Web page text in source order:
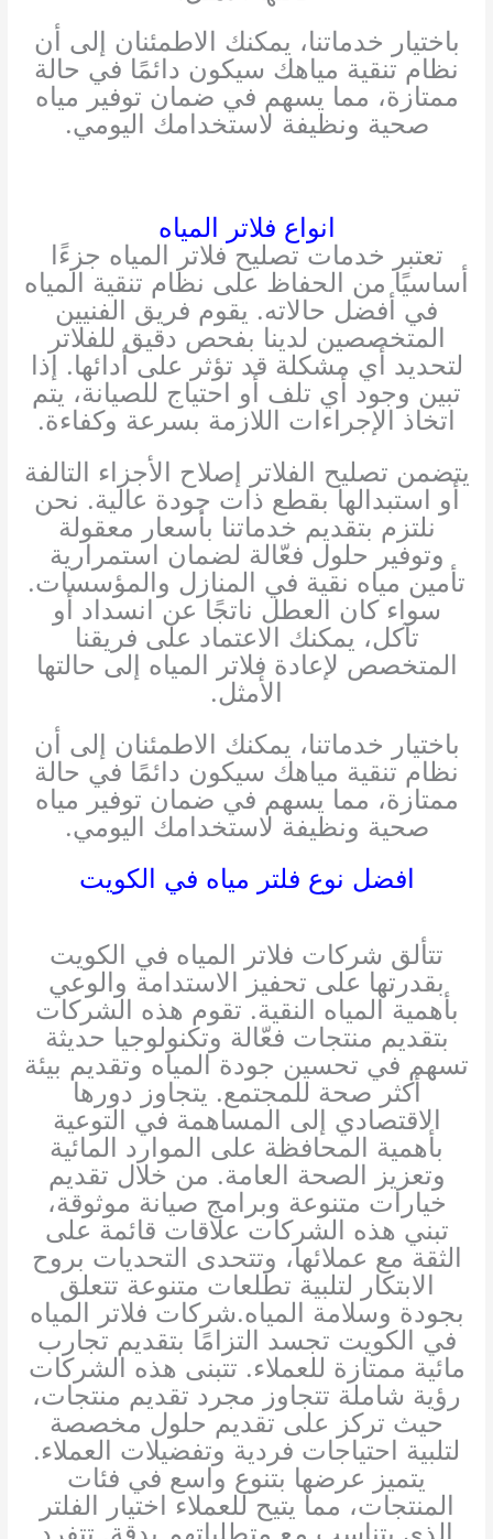
باختيار خدماتنا، يمكنك الاطمئنان إلى أن
نظام تنقية مياهك سيكون دائمًا في حالة
ممتازة، مما يسهم في ضمان توفير مياه
صحية ونظيفة لاستخدامك اليومي.
انواع فلاتر المياه
تعتبر خدمات تصليح فلاتر المياه جزءًا
أساسيًا من الحفاظ على نظام تنقية المياه
في أفضل حالاته. يقوم فريق الفنيين
المتخصصين لدينا بفحص دقيق للفلاتر
لتحديد أي مشكلة قد تؤثر على أدائها. إذا
تبين وجود أي تلف أو احتياج للصيانة، يتم
اتخاذ الإجراءات اللازمة بسرعة وكفاءة.
يتضمن تصليح الفلاتر إصلاح الأجزاء التالفة
أو استبدالها بقطع ذات جودة عالية. نحن
نلتزم بتقديم خدماتنا بأسعار معقولة
وتوفير حلول فعّالة لضمان استمرارية
تأمين مياه نقية في المنازل والمؤسسات.
سواء كان العطل ناتجًا عن انسداد أو
تآكل، يمكنك الاعتماد على فريقنا
المتخصص لإعادة فلاتر المياه إلى حالتها
الأمثل.
باختيار خدماتنا، يمكنك الاطمئنان إلى أن
نظام تنقية مياهك سيكون دائمًا في حالة
ممتازة، مما يسهم في ضمان توفير مياه
صحية ونظيفة لاستخدامك اليومي.
افضل نوع فلتر مياه في الكويت
تتألق شركات فلاتر المياه في الكويت
بقدرتها على تحفيز الاستدامة والوعي
بأهمية المياه النقية. تقوم هذه الشركات
بتقديم منتجات فعّالة وتكنولوجيا حديثة
تسهم في تحسين جودة المياه وتقديم بيئة
أكثر صحة للمجتمع. يتجاوز دورها
الاقتصادي إلى المساهمة في التوعية
بأهمية المحافظة على الموارد المائية
وتعزيز الصحة العامة. من خلال تقديم
خيارات متنوعة وبرامج صيانة موثوقة،
تبني هذه الشركات علاقات قائمة على
الثقة مع عملائها، وتتحدى التحديات بروح
الابتكار لتلبية تطلعات متنوعة تتعلق
بجودة وسلامة المياه.شركات فلاتر المياه
في الكويت تجسد التزامًا بتقديم تجارب
مائية ممتازة للعملاء. تتبنى هذه الشركات
رؤية شاملة تتجاوز مجرد تقديم منتجات،
حيث تركز على تقديم حلول مخصصة
لتلبية احتياجات فردية وتفضيلات العملاء.
يتميز عرضها بتنوع واسع في فئات
المنتجات، مما يتيح للعملاء اختيار الفلتر